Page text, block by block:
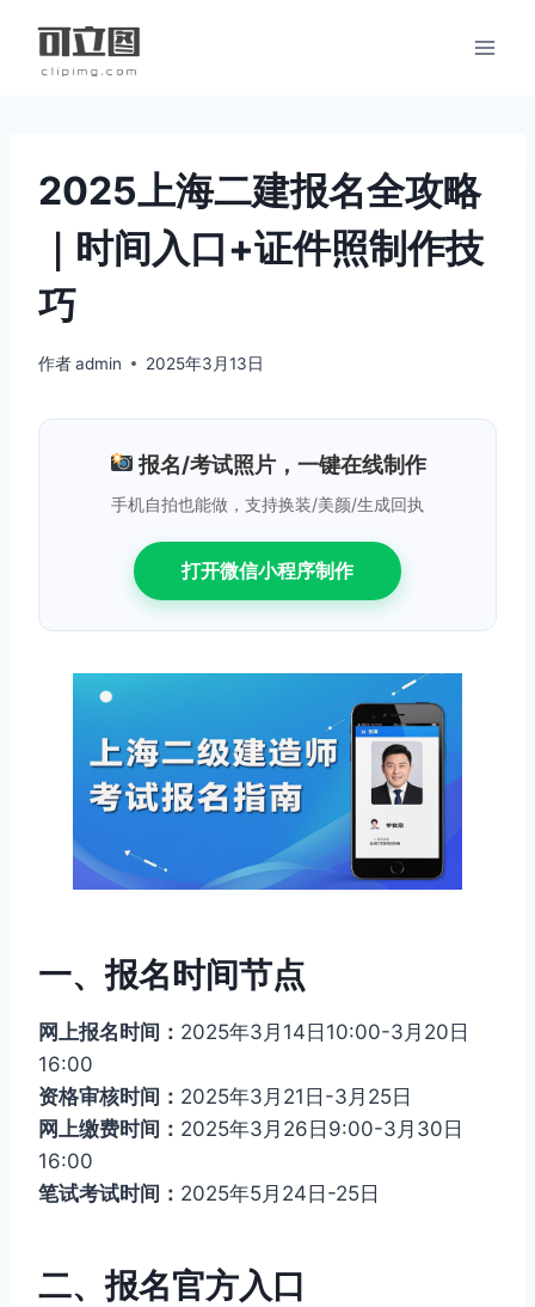
2025上海二建报名全攻略
｜时间入口+证件照制作技
巧
作者admin 2025年3月13日
报名/考试照片，一键在线制作
手机自拍也能做，支持换装/美颜/生成回执
打开微信小程序制作
一、报名时间节点
网上报名时间： 2025年3月14日10:00-3月20日
16:00
资格审核时间： 2025年3月21日-3月25日
网上缴费时间： 2025年3月26日9:00-3月30日
16:00
笔试考试时间： 2025年5月24日-25日
二、报名官方入口